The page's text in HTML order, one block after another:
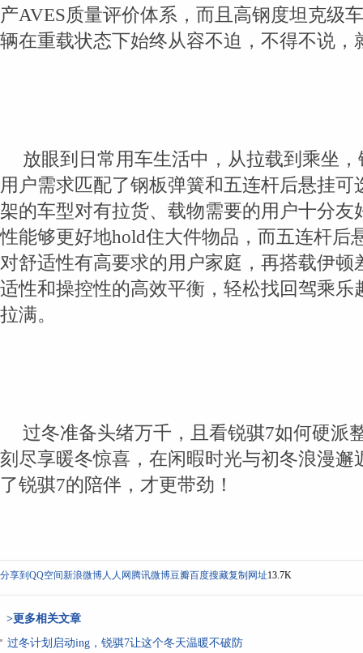
产AVES质量评价体系，而且高钢度坦克级
辆在重载状态下始终从容不迫，不得不说，
放眼到日常用车生活中，从拉载到乘坐
用户需求匹配了钢板弹簧和五连杆后悬挂可
架的车型对有拉货、载物需要的用户十分友
性能够更好地hold住大件物品，而五连杆后
对舒适性有高要求的用户家庭，再搭载伊顿
适性和操控性的高效平衡，轻松找回驾乘乐
拉满。
过冬准备头绪万千，且看锐骐7如何硬派
刻尽享暖冬惊喜，在闲暇时光与初冬浪漫邂
了锐骐7的陪伴，才更带劲！
分享到 QQ空间新浪微博人人网 腾讯微博豆瓣百度搜藏复制网址13.7K
>更多相关文章
过冬计划启动ing，锐骐7让这个冬天温暖不破防